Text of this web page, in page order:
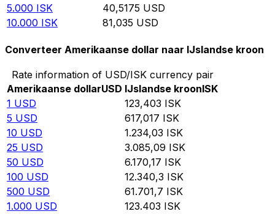
5.000 ISK 40,5175 USD
10.000 ISK 81,035 USD
Converteer Amerikaanse dollar naar IJslandse kroon
Rate information of USD/ISK currency pair
Amerikaanse dollarUSD IJslandse kroonISK
1 USD 123,403 ISK
5 USD 617,017 ISK
10 USD 1.234,03 ISK
25 USD 3.085,09 ISK
50 USD 6.170,17 ISK
100 USD 12.340,3 ISK
500 USD 61.701,7 ISK
1.000 USD 123.403 ISK